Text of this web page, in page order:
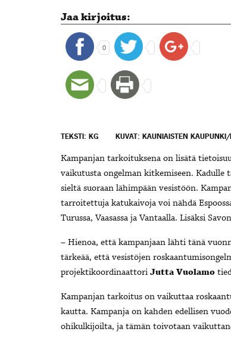
Jaa kirjoitus:
0
TEKSTI: KG KUVAT: KAUNIAISTEN
Kampanjan tarkoituksena on lisätä
vaikutusta ongelman kitkemiseen. Kadulle
sieltä suoraan lähimpään vesistöön.
tarroitettuja katukaivoja voi nähdä
Turussa, Vaasassa ja Vantaalla. Lisäksi
– Hienoa, että kampanjaan lähti tänä
tärkeää, että vesistöjen
projektikoordinaattori Jutta Vuolamo
Kampanjan tarkoitus on vaikuttaa
kautta. Kampanja on kahden edellisen
ohikulkijoilta, ja tämän toivotaan